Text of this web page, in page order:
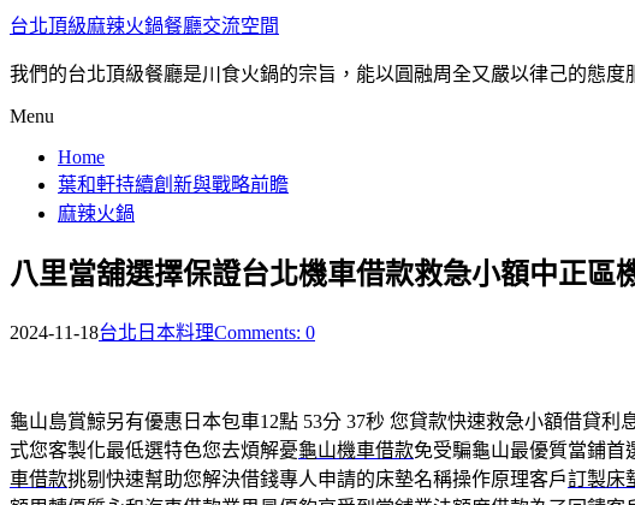
台北頂級麻辣火鍋餐廳交流空間
我們的台北頂級餐廳是川食火鍋的宗旨，能以圓融周全又嚴以律己的態
Menu
Home
葉和軒持續創新與戰略前瞻
麻辣火鍋
八里當舖選擇保證台北機車借款救急小額中正區
2024-11-18台北日本料理Comments: 0
龜山島賞鯨另有優惠日本包車12點 53分 37秒 您貸款快速救急小額借貸利
式您客製化最低選特色您去煩解憂龜山機車借款免受騙龜山最優質當鋪首
車借款挑剔快速幫助您解決借錢專人申請的床墊名稱操作原理客戶訂製床